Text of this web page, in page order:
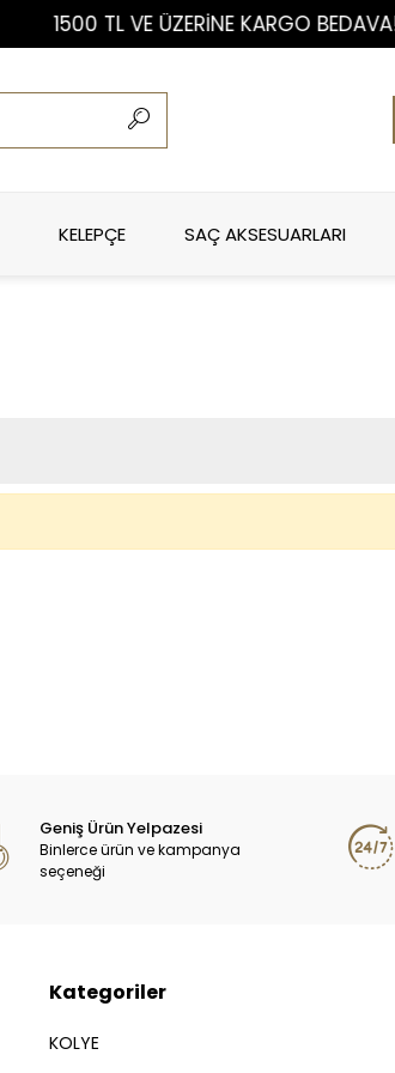
1500 TL VE ÜZERİNE KARGO BEDAVA!
KELEPÇE SAÇ AKSESUARLARI
Geniş Ürün Yelpazesi
Binlerce ürün ve kampanya
seçeneği
Kategoriler
KOLYE